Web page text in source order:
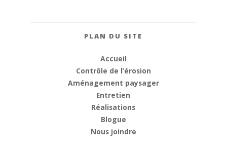
PLAN DU SITE
Accueil
Contrôle de l’érosion
Aménagement paysager
Entretien
Réalisations
Blogue
Nous joindre